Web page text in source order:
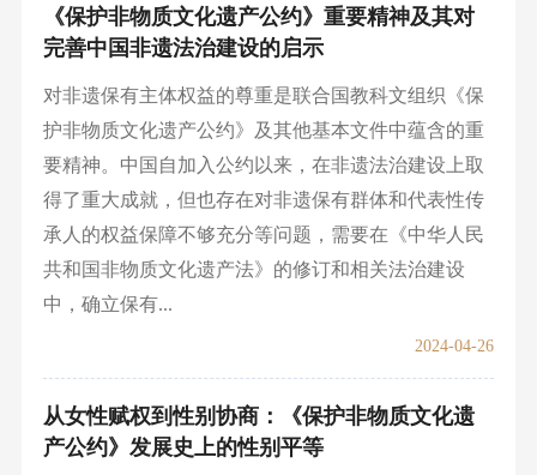
《保护非物质文化遗产公约》重要精神及其对
完善中国非遗法治建设的启示
对非遗保有主体权益的尊重是联合国教科文组织《保
护非物质文化遗产公约》及其他基本文件中蕴含的重
要精神。中国自加入公约以来，在非遗法治建设上取
得了重大成就，但也存在对非遗保有群体和代表性传
承人的权益保障不够充分等问题，需要在《中华人民
共和国非物质文化遗产法》的修订和相关法治建设
中，确立保有...
2024-04-26
从女性赋权到性别协商：《保护非物质文化遗
产公约》发展史上的性别平等